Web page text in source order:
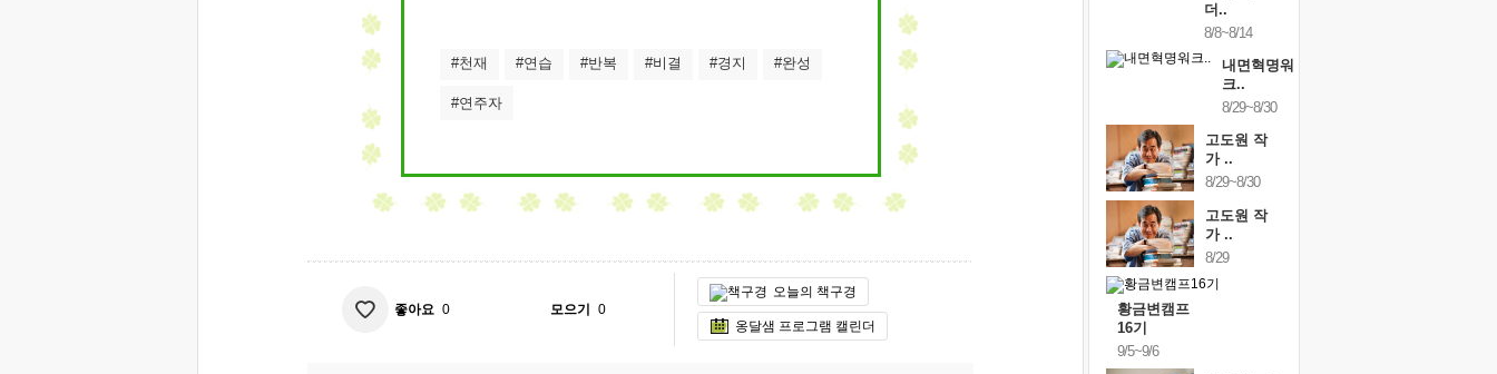
#천재 #연습 #반복 #비결 #경지 #완성
#연주자
좋아요 0 모으기 0
오늘의 책구경
옹달샘 프로그램 캘린더
더..
8/8~8/14
내면혁명워
크..
8/29~8/30
고도원 작
가 ..
8/29~8/30
고도원 작
가 ..
8/29
황금변캠프
16기
9/5~9/6